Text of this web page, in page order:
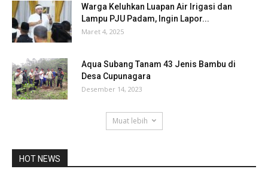
Warga Keluhkan Luapan Air Irigasi dan
Lampu PJU Padam, Ingin Lapor...
Maret 4, 2025
Aqua Subang Tanam 43 Jenis Bambu di
Desa Cupunagara
Desember 14, 2023
Muat lebih
HOT NEWS